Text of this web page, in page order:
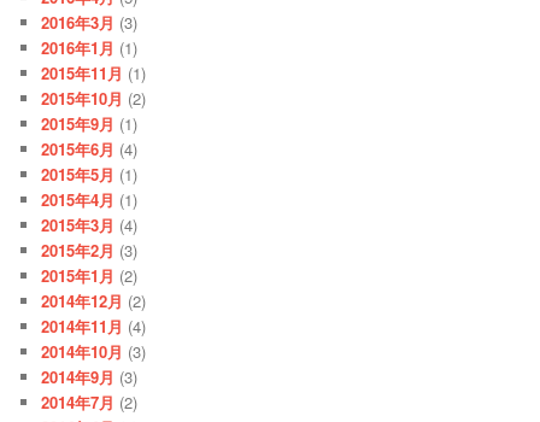
2016年3月 (3)
2016年1月 (1)
2015年11月 (1)
2015年10月 (2)
2015年9月 (1)
2015年6月 (4)
2015年5月 (1)
2015年4月 (1)
2015年3月 (4)
2015年2月 (3)
2015年1月 (2)
2014年12月 (2)
2014年11月 (4)
2014年10月 (3)
2014年9月 (3)
2014年7月 (2)